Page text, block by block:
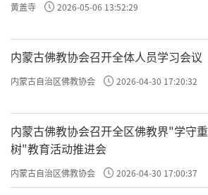
黄盖寺 2026-05-06 13:52:29
内蒙古佛教协会召开全体人员学习会议
内蒙古自治区佛教协会 2026-04-30 17:20:32
内蒙古佛教协会召开全区佛教界"学守重
树"教育活动推进会
内蒙古自治区佛教协会 2026-04-30 17:00:37